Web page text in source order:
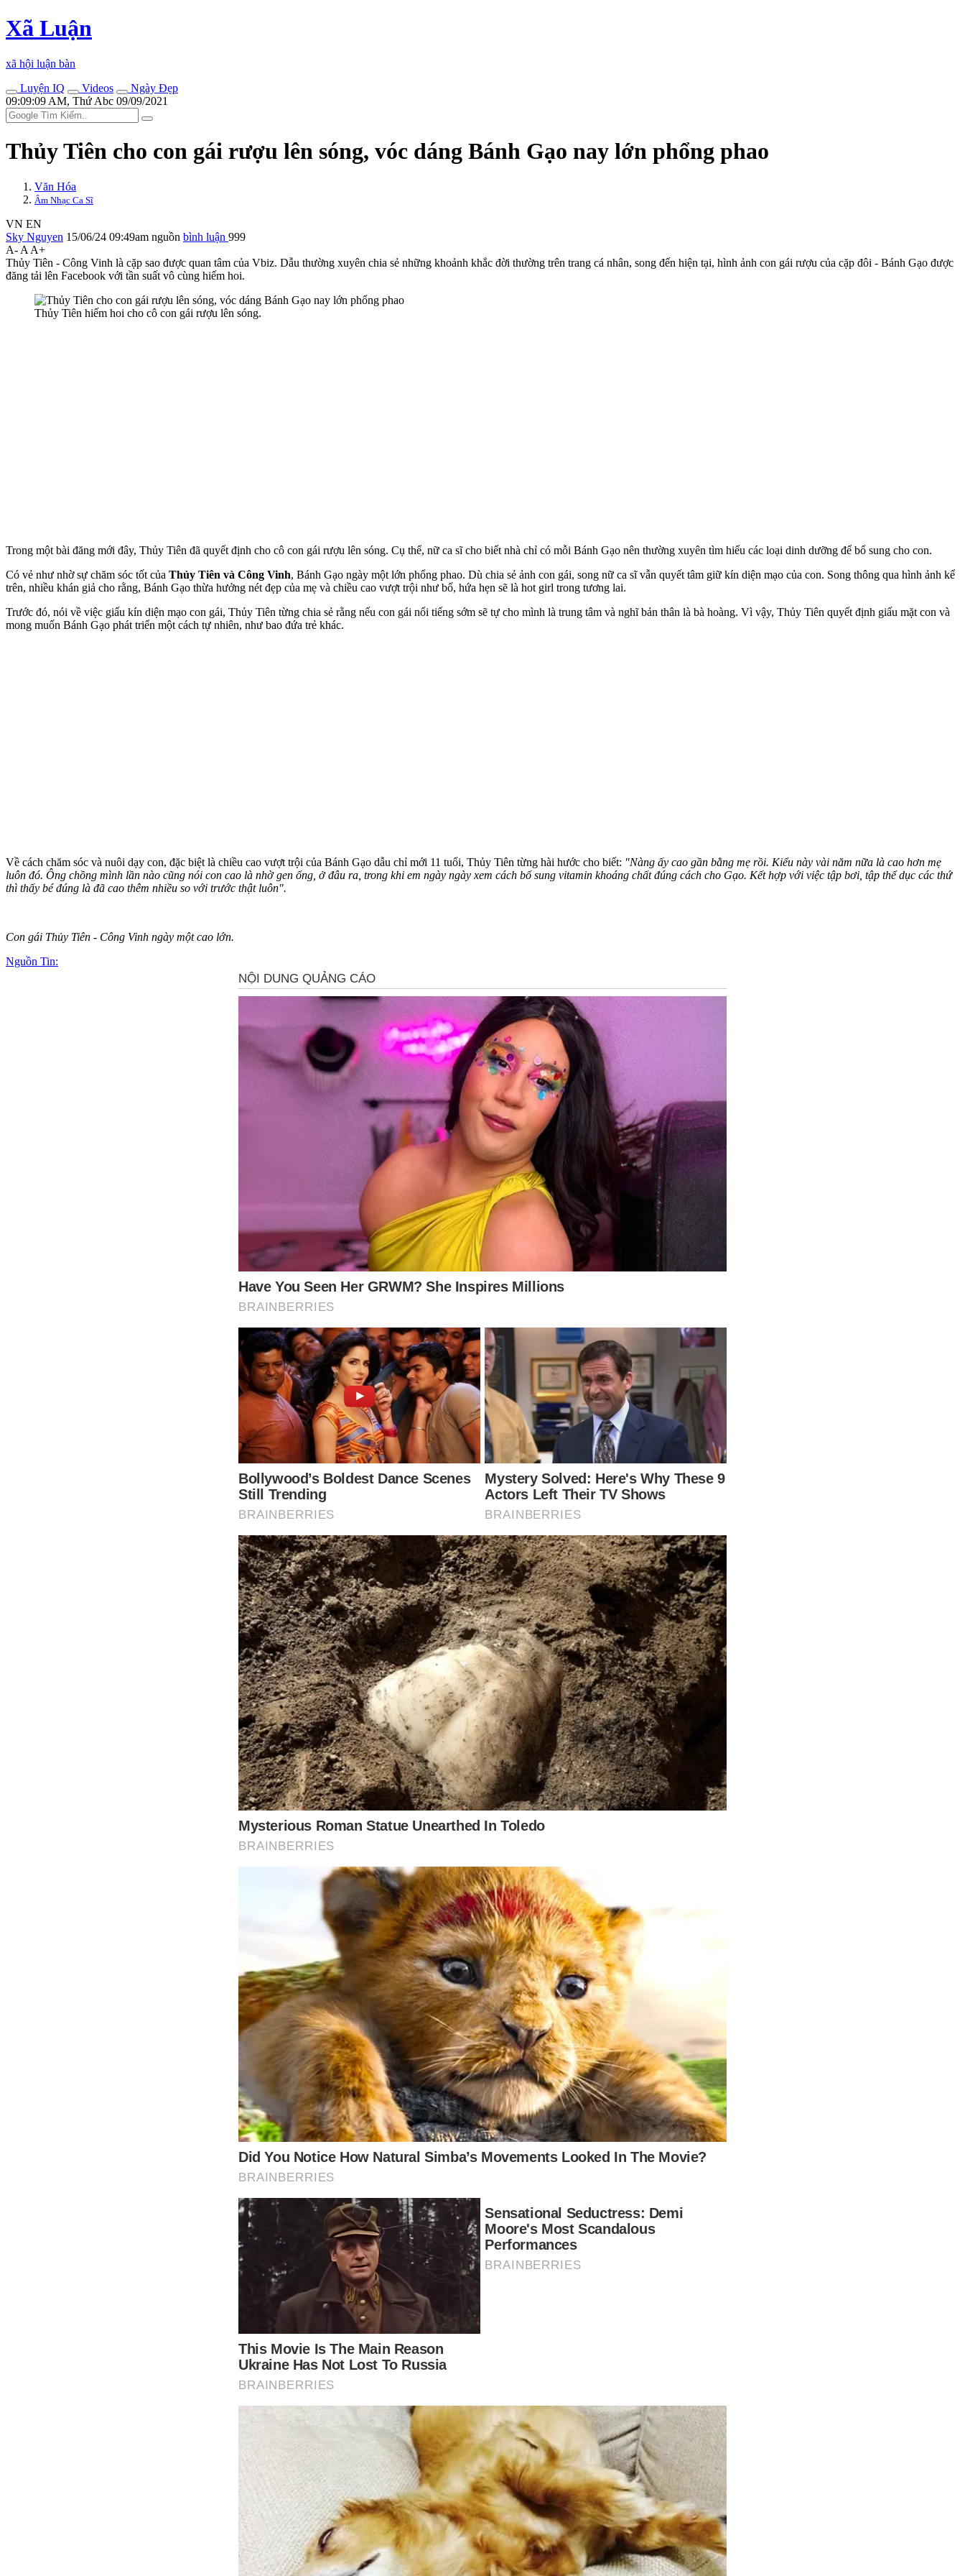
Xã Luận
xã hội luận bàn
Luyện IQ
Videos
Ngày Đẹp
09:09:09 AM, Thứ Abc 09/09/2021
Thủy Tiên cho con gái rượu lên sóng, vóc dáng Bánh Gạo nay lớn phổng phao
Văn Hóa
Âm Nhạc Ca Sĩ
VN EN
Sky Nguyen 15/06/24 09:49am nguồn bình luận 999
A- A A+
Thủy Tiên - Công Vinh là cặp sao được quan tâm của Vbiz. Dẫu thường xuyên chia sẻ những khoảnh khắc đời thường trên trang cá nhân, song đến hiện tại, hình ảnh con gái rượu của cặp đôi - Bánh Gạo được
đăng tải lên Facebook với tần suất vô cùng hiếm hoi.
Thủy Tiên hiếm hoi cho cô con gái rượu lên sóng.
Trong một bài đăng mới đây, Thủy Tiên đã quyết định cho cô con gái rượu lên sóng. Cụ thể, nữ ca sĩ cho biết nhà chỉ có mỗi Bánh Gạo nên thường xuyên tìm hiểu các loại dinh dưỡng để bổ sung cho con.
Có vẻ như nhờ sự chăm sóc tốt của Thủy Tiên và Công Vinh, Bánh Gạo ngày một lớn phổng phao. Dù chia sẻ ảnh con gái, song nữ ca sĩ vẫn quyết tâm giữ kín diện mạo của con. Song thông qua hình ảnh kể
trên, nhiều khán giả cho rằng, Bánh Gạo thừa hưởng nét đẹp của mẹ và chiều cao vượt trội như bố, hứa hẹn sẽ là hot girl trong tương lai.
Trước đó, nói về việc giấu kín diện mạo con gái, Thủy Tiên từng chia sẻ rằng nếu con gái nổi tiếng sớm sẽ tự cho mình là trung tâm và nghĩ bản thân là bà hoàng. Vì vậy, Thủy Tiên quyết định giấu mặt con và
mong muốn Bánh Gạo phát triển một cách tự nhiên, như bao đứa trẻ khác.
Về cách chăm sóc và nuôi dạy con, đặc biệt là chiều cao vượt trội của Bánh Gạo dẫu chỉ mới 11 tuổi, Thủy Tiên từng hài hước cho biết: "Nàng ấy cao gần bằng mẹ rồi. Kiểu này vài năm nữa là cao hơn mẹ
luôn đó. Ông chồng mình lần nào cũng nói con cao là nhờ gen ổng, ở đâu ra, trong khi em ngày ngày xem cách bổ sung vitamin khoáng chất đúng cách cho Gạo. Kết hợp với việc tập bơi, tập thể dục các thứ
thì thấy bé đúng là đã cao thêm nhiều so với trước thật luôn".
Con gái Thủy Tiên - Công Vinh ngày một cao lớn.
Nguồn Tin: